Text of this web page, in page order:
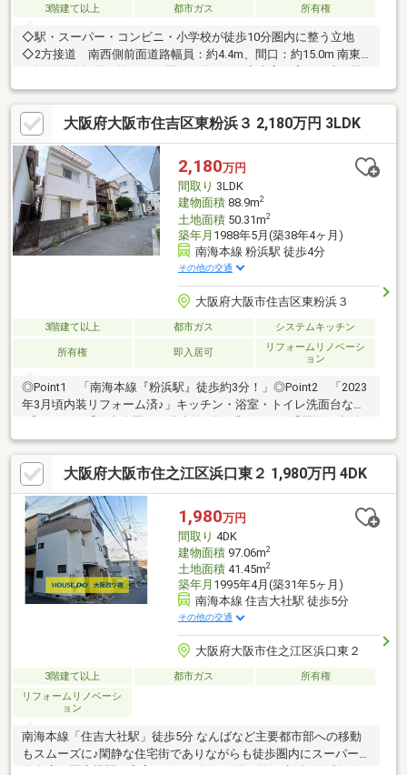
3階建て以上 都市ガス 所有権
◇駅・スーパー・コンビニ・小学校が徒歩10分圏内に整う立地
◇2方接道 南西側前面道路幅員：約4.4m、間口：約15.0m 南東
車可能（車種による）◇室内大変丁寧にお使いです。◇こだわり
抜かれた空間が広がっております。
大阪府大阪市住吉区東粉浜３ 2,180万円 3LDK
2,180万円
間取り 3LDK
建物面積88.9m2
土地面積50.31m2
築年月 1988年5月(築38年4ヶ月)
南海本線 粉浜駅 徒歩4分
その他の交通
大阪府大阪市住吉区東粉浜３
3階建て以上 都市ガス システムキッチン
所有権 即入居可
リフォームリノベーシ
ョン
◎Point1 「南海本線『粉浜駅』徒歩約3分！」◎Point2 「2023
年3月頃内装リフォーム済♪」キッチン・浴室・トイレ洗面台など
施設が充実」 住吉公園、スーパー、薬局、コンビニ、病院等充
実の地域で豊かな生活を。
◇◆◇◆◇◆◇◆◇◆◇◆◇◆◇◆◇◆◇◆◇◆◇◆◇◆～
内覧予約受付中です！お気軽にお問い合わせ下さい♪ＴＥＬ：06-
4701-9608（担当：佐藤）まで ●是非一度内覧をお待ちしておりま
す
大阪府大阪市住之江区浜口東２ 1,980万円 4DK
1,980万円
間取り 4DK
建物面積97.06m2
土地面積41.45m2
築年月 1995年4月(築31年5ヶ月)
南海本線 住吉大社駅 徒歩5分
その他の交通
大阪府大阪市住之江区浜口東２
3階建て以上 都市ガス
所有権
リフォームリノベーシ
ョン
南海本線「住吉大社駅」徒歩5分 なんばなど主要都市部への移動
もスムーズに♪閑静な住宅街でありながらも徒歩圏内にスーパー、